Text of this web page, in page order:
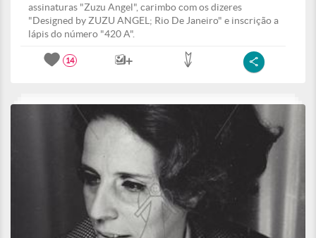
assinaturas "Zuzu Angel", carimbo com os dizeres
"Designed by ZUZU ANGEL; Rio De Janeiro" e inscrição a
lápis do número "420 A".
14